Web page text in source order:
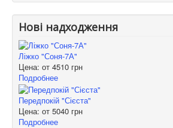
Нові надходження
Ліжко "Соня-7А"
Цена: от 4510 грн
Подробнее
Передпокій "Сієста"
Цена: от 5040 грн
Подробнее